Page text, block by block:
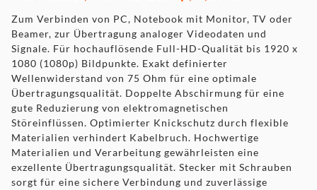
und zuverlässige Übertragung
Wird auch 15-Pin-, 15-polig-, DB-15-, DE-15- oder HD-15-
Stecker genannt
Zum Verbinden von PC, Notebook mit Monitor, TV oder
Beamer, zur Übertragung analoger Videodaten und
Signale. Für hochauflösende Full-HD-Qualität bis 1920 x
1080 (1080p) Bildpunkte. Exakt definierter
Wellenwiderstand von 75 Ohm für eine optimale
Übertragungsqualität. Doppelte Abschirmung für eine
gute Reduzierung von elektromagnetischen
Störeinflüssen. Optimierter Knickschutz durch flexible
Materialien verhindert Kabelbruch. Hochwertige
Materialien und Verarbeitung gewährleisten eine
exzellente Übertragungsqualität. Stecker mit Schrauben
sorgt für eine sichere Verbindung und zuverlässige